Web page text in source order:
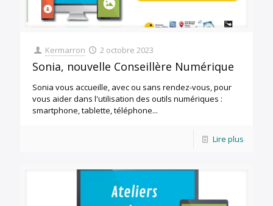
Kermarron 2 octobre 2023
Sonia, nouvelle Conseillère Numérique
Sonia vous accueille, avec ou sans rendez-vous, pour
vous aider dans l'utilisation des outils numériques :
smartphone, tablette, téléphone...
Lire plus